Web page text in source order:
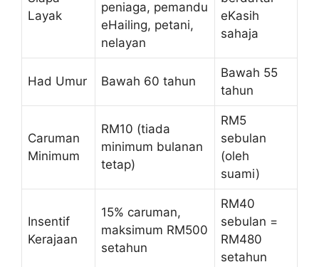
Layak
peniaga, pemandu
eHailing, petani,
nelayan
eKasih
sahaja
Had Umur Bawah 60 tahun
Bawah 55
tahun
Caruman
Minimum
RM10 (tiada
minimum bulanan
tetap)
RM5
sebulan
(oleh
suami)
Insentif
Kerajaan
15% caruman,
maksimum RM500
setahun
RM40
sebulan =
RM480
setahun